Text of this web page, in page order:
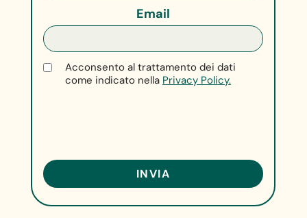
Email
Acconsento al trattamento dei dati
come indicato nella Privacy Policy.